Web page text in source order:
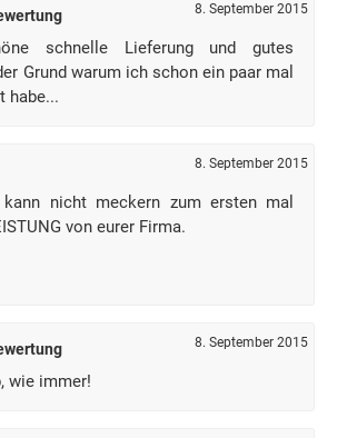
8. September 2015
schnelle Lieferung und gutes
Grund warum ich schon ein paar mal
habe...
8. September 2015
nicht meckern zum ersten mal
von eurer Firma.
8. September 2015
wie immer!